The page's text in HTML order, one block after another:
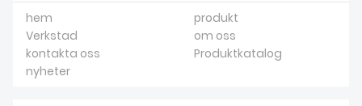
PRODUKT
VERKSTAD
hem
produkt
Verkstad
om oss
kontakta oss
Produktkatalog
nyheter